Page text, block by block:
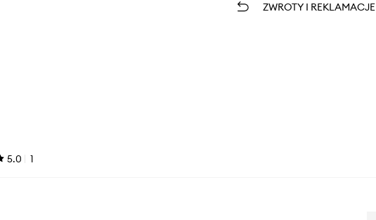
ZWROTY I REKLAMACJE
5.0 1